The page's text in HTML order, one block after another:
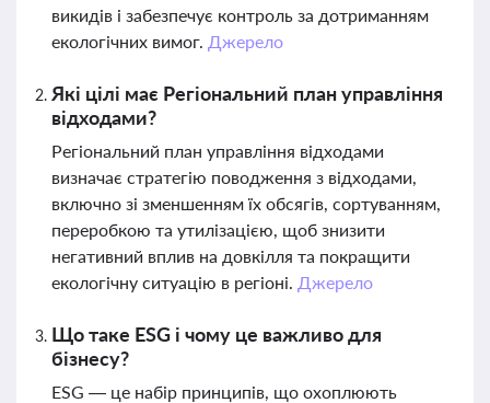
викидів і забезпечує контроль за дотриманням
екологічних вимог. Джерело
Які цілі має Регіональний план управління
відходами?
Регіональний план управління відходами
визначає стратегію поводження з відходами,
включно зі зменшенням їх обсягів, сортуванням,
переробкою та утилізацією, щоб знизити
негативний вплив на довкілля та покращити
екологічну ситуацію в регіоні. Джерело
Що таке ESG і чому це важливо для
бізнесу?
ESG — це набір принципів, що охоплюють